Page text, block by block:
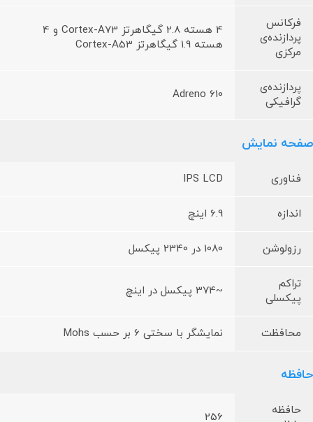
فرکانس
پردازنده‌ی
مرکزی
4 هسته 2.8 گیگاهرتز Cortex-A73 و 4
هسته 1.9 گیگاهرتز Cortex-A53
پردازنده‌ی
گرافیکی
Adreno 610
صفحه نمایش
فناوری IPS LCD
اندازه 6.9 اینچ
رزولوشن 1080 در 2340 پیکسل
تراکم
پیکسلی
~374 پیکسل در اینچ
محافظت نمایشگر با سختی 6 بر حسب Mohs
حافظه
حافظه
256